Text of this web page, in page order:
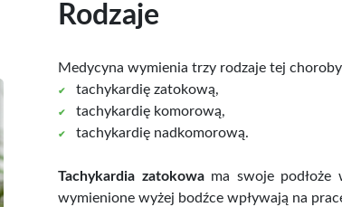
Rodzaje
Medycyna wymienia trzy rodzaje tej
tachykardię zatokową,
tachykardię komorową,
tachykardię nadkomorową.
Tachykardia zatokowama swoje podłoże
wymienione wyżej bodźce wpływają na